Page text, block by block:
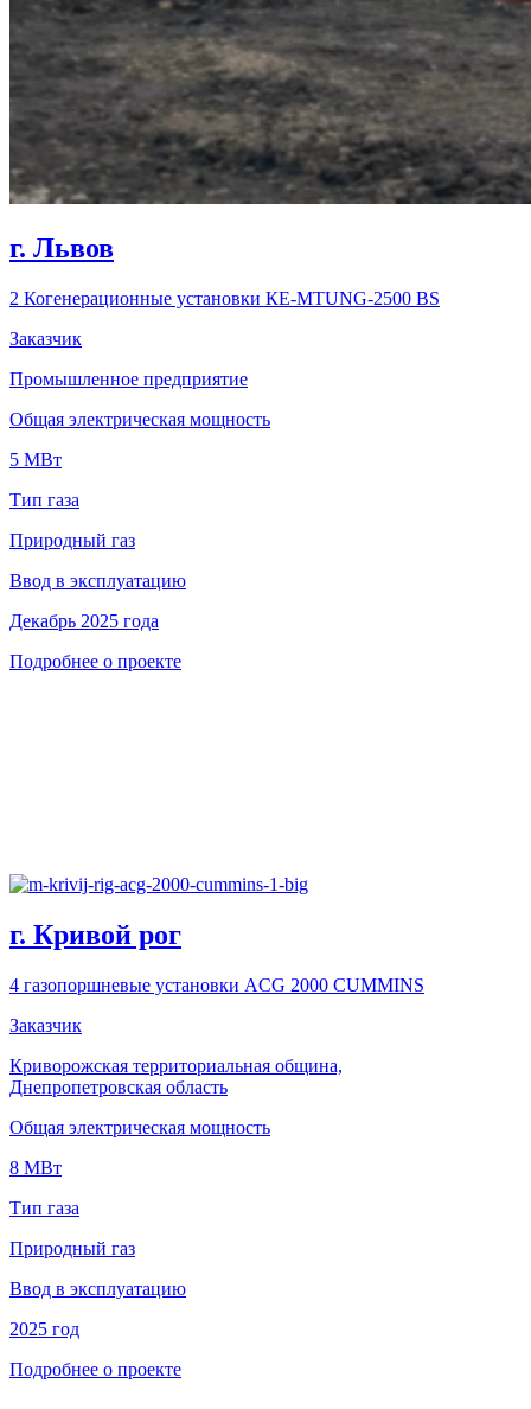
г. Львов
2 Когенерационные установки КЕ-MTUNG-2500 BS
Заказчик
Промышленное предприятие
Общая электрическая мощность
5 МВт
Тип газа
Природный газ
Ввод в эксплуатацию
Декабрь 2025 года
Подробнее о проекте
г. Кривой рог
4 газопоршневые установки ACG 2000 CUMMINS
Заказчик
Криворожская территориальная община,
Днепропетровская область
Общая электрическая мощность
8 МВт
Тип газа
Природный газ
Ввод в эксплуатацию
2025 год
Подробнее о проекте